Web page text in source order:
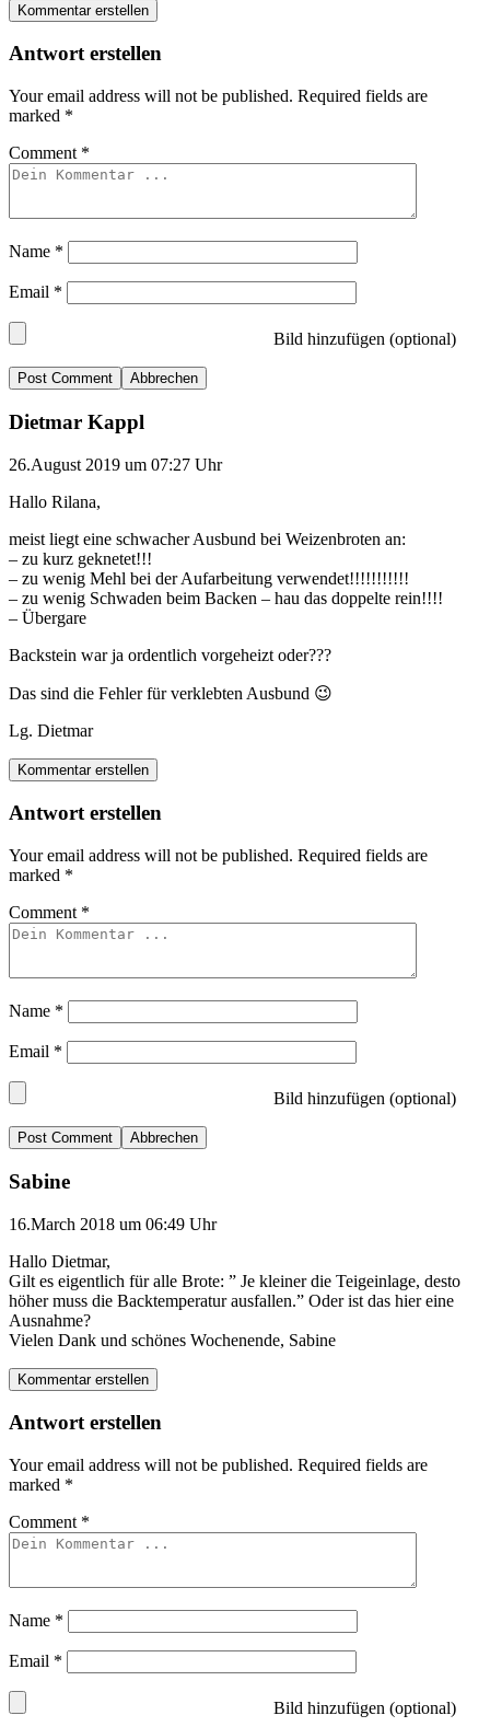
Kommentar erstellen
Antwort erstellen
Your email address will not be published. Required fields are
marked *
Comment *
Name *
Email *
Bild hinzufügen (optional)
Abbrechen
Dietmar Kappl
26.August 2019 um 07:27 Uhr
Hallo Rilana,
meist liegt eine schwacher Ausbund bei Weizenbroten an:
– zu kurz geknetet!!!
– zu wenig Mehl bei der Aufarbeitung verwendet!!!!!!!!!!!
– zu wenig Schwaden beim Backen – hau das doppelte rein!!!!
– Übergare
Backstein war ja ordentlich vorgeheizt oder???
Das sind die Fehler für verklebten Ausbund 😉
Lg. Dietmar
Kommentar erstellen
Antwort erstellen
Your email address will not be published. Required fields are
marked *
Comment *
Name *
Email *
Bild hinzufügen (optional)
Abbrechen
Sabine
16.March 2018 um 06:49 Uhr
Hallo Dietmar,
Gilt es eigentlich für alle Brote: ” Je kleiner die Teigeinlage, desto
höher muss die Backtemperatur ausfallen.” Oder ist das hier eine
Ausnahme?
Vielen Dank und schönes Wochenende, Sabine
Kommentar erstellen
Antwort erstellen
Your email address will not be published. Required fields are
marked *
Comment *
Name *
Email *
Bild hinzufügen (optional)